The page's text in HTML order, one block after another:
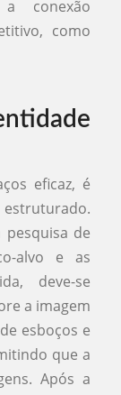
conexão
como
eficaz, é
de
alvo e as
deve-se
a imagem
esboços e
que a
Após a